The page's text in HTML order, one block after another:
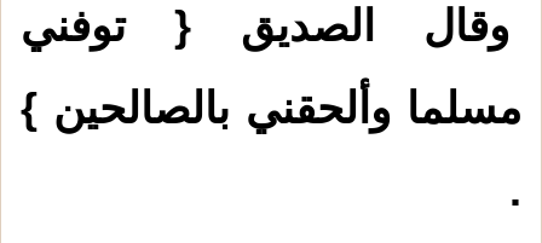
وقال الصديق { توفني
مسلما وألحقني بالصالحين }
.